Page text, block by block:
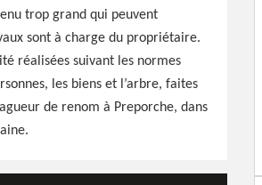
trop grand qui peuvent
sont à charge du propriétaire.
réalisées suivant les normes
les biens et l’arbre, faites
de renom à Preporche, dans